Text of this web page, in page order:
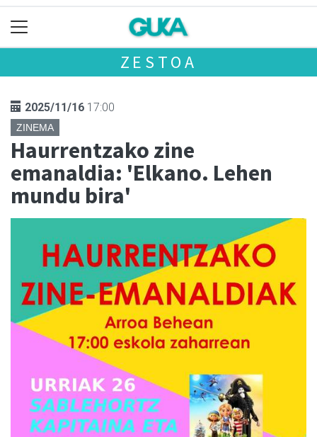
ZESTOA
2025/11/16 17:00
ZINEMA
Haurrentzako zine
emanaldia: 'Elkano. Lehen
mundu bira'